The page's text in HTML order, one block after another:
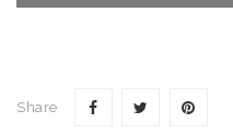
Share